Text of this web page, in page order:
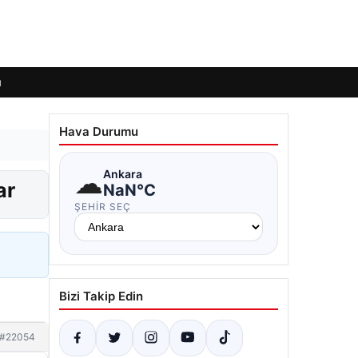
#22054
Hava Durumu
☁Ankara
NaN°C
ŞEHIR SEÇ
Bizi Takip Edin